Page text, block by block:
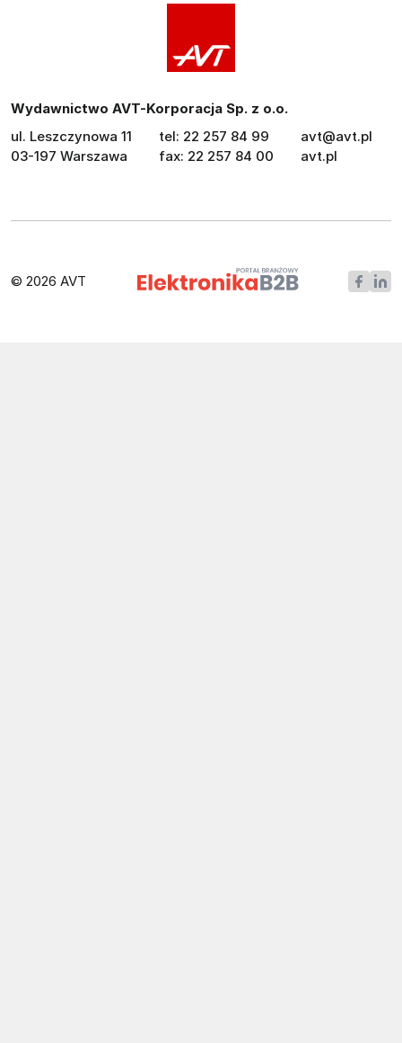
Wydawnictwo AVT-Korporacja Sp. z o.o.
ul. Leszczynowa 11
03-197 Warszawa
tel: 22 257 84 99
fax: 22 257 84 00
avt@avt.pl
avt.pl
© 2026 AVT